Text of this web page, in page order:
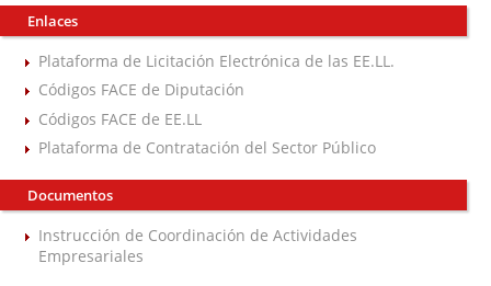
Enlaces
Plataforma de Licitación Electrónica de las EE.LL.
Códigos FACE de Diputación
Códigos FACE de EE.LL
Plataforma de Contratación del Sector Público
Documentos
Instrucción de Coordinación de Actividades
Empresariales